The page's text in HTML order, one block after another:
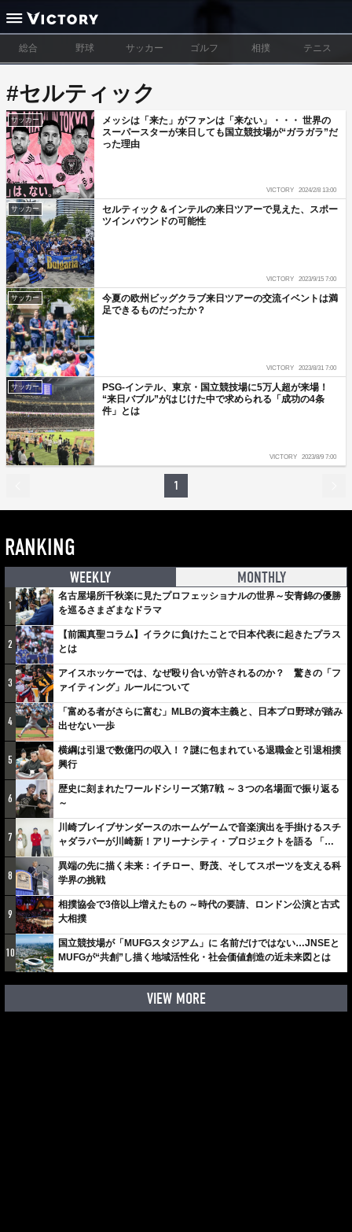
総合 野球 サッカー ゴルフ 相撲 テニス
#セルティック
サッカー
メッシは「来た」がファンは「来ない」・・・ 世界の
スーパースターが来日しても国立競技場が“ガラガラ”だ
った理由
VICTORY 2024/2/8 13:00
サッカー
セルティック＆インテルの来日ツアーで見えた、スポー
ツインバウンドの可能性
VICTORY 2023/9/15 7:00
サッカー
今夏の欧州ビッグクラブ来日ツアーの交流イベントは満
足できるものだったか？
VICTORY 2023/8/31 7:00
サッカー
PSG-インテル、東京・国立競技場に5万人超が来場！
“来日バブル”がはじけた中で求められる「成功の4条
件」とは
VICTORY 2023/8/9 7:00
1
RANKING
WEEKLY MONTHLY
1
名古屋場所千秋楽に見たプロフェッショナルの世界～安青錦の優勝
を巡るさまざまなドラマ
2
【前園真聖コラム】イラクに負けたことで日本代表に起きたプラス
とは
3
アイスホッケーでは、なぜ殴り合いが許されるのか？ 驚きの「フ
ァイティング」ルールについて
4
「富める者がさらに富む」MLBの資本主義と、日本プロ野球が踏み
出せない一歩
5
横綱は引退で数億円の収入！？謎に包まれている退職金と引退相撲
興行
6
歴史に刻まれたワールドシリーズ第7戦 ～３つの名場面で振り返る
～
7
川崎ブレイブサンダースのホームゲームで音楽演出を手掛けるスチ
ャダラパーが川崎新！アリーナシティ・プロジェクトを語る 「楽
しみでしかないでしょ。川崎は、ずっと成長曲線だから」
8
異端の先に描く未来：イチロー、野茂、そしてスポーツを支える科
学界の挑戦
9
相撲協会で3倍以上増えたもの ～時代の要請、ロンドン公演と古式
大相撲
10
国立競技場が「MUFGスタジアム」に 名前だけではない…JNSEと
MUFGが“共創”し描く地域活性化・社会価値創造の近未来図とは
VIEW MORE